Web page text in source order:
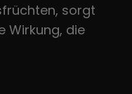
sorgt
Wirkung, die